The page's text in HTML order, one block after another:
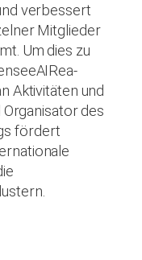
verbessert
Mitglieder
Um dies zu
Aktivitäten und
Organisator des
fördert